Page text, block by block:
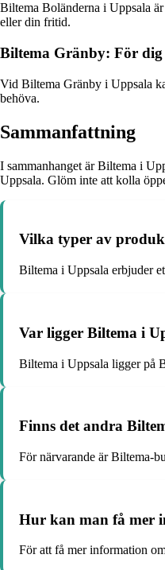
Biltema Boländerna i Uppsala
eller din fritid.
Biltema Gränby: För
Vid Biltema Gränby i Uppsala
behöva.
Sammanfattning
I sammanhanget är Biltema i
Uppsala. Glöm inte att kolla
Vilka typer av
Biltema i Uppsala erbjuder
Var ligger Biltema i
Biltema i Uppsala ligger på
Finns det andra
För närvarande är Biltema-
Hur kan man få mer
För att få mer information